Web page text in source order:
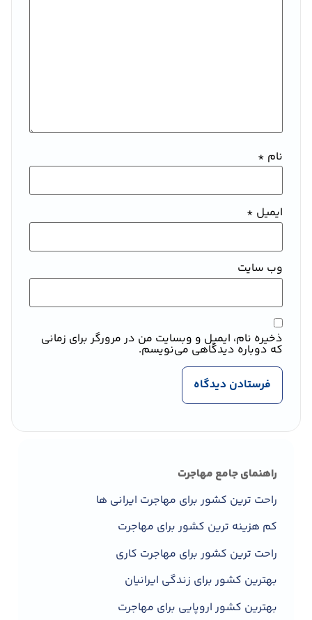
نام *
ایمیل *
وب‌ سایت
ذخیره نام، ایمیل و وبسایت من در مرورگر برای زمانی
که دوباره دیدگاهی می‌نویسم.
راهنمای جامع مهاجرت
راحت ترین کشور برای مهاجرت ایرانی ها
کم هزینه ترین کشور برای مهاجرت
راحت ترین کشور برای مهاجرت کاری
بهترین کشور برای زندگی ایرانیان
بهترین کشور اروپایی برای مهاجرت